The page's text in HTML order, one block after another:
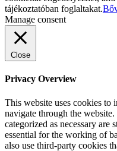
tájékoztatóban foglaltakat.
Manage consent
Close
Privacy Overview
This website uses cookies to
navigate through the
categorized as necessary are
essential for the working of
also use third-party cookies